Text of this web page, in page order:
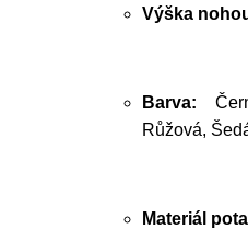
Výška
Barva:
Růžová,
Materiál